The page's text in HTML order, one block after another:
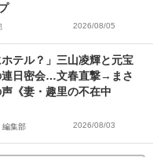
2026/08/05
ホテル？」三山凌輝と元宝
連日密会…文春直撃→まさ
《妻・趣里の不在中
編集部 2026/08/03